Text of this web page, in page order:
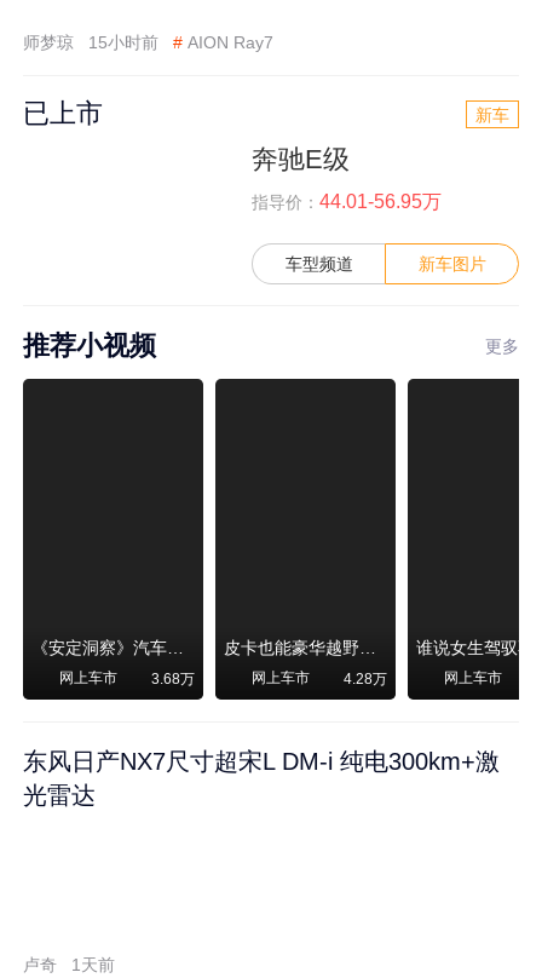
师梦琼 15小时前 # AION Ray7
已上市 新车
奔驰E级
指导价： 44.01-56.95万
车型频道 新车图片
推荐小视频 更多
《安定洞察》汽车烧不烧油，和石油安全无关！
网上车市 3.68万
皮卡也能豪华越野！纵横F700上市，限时卖29.99万起
网上车市 4.28万 网上车市
东风日产NX7尺寸超宋L DM-i 纯电300km+激
光雷达
卢奇 1天前